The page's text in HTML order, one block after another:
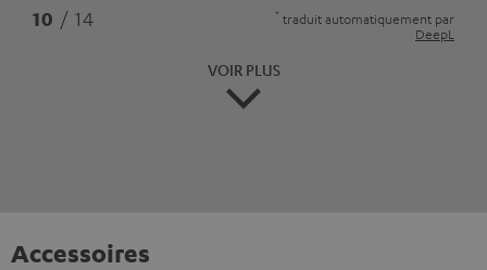
10 / 14 * traduit automatiquement par
DeepL
VOIR PLUS
Accessoires